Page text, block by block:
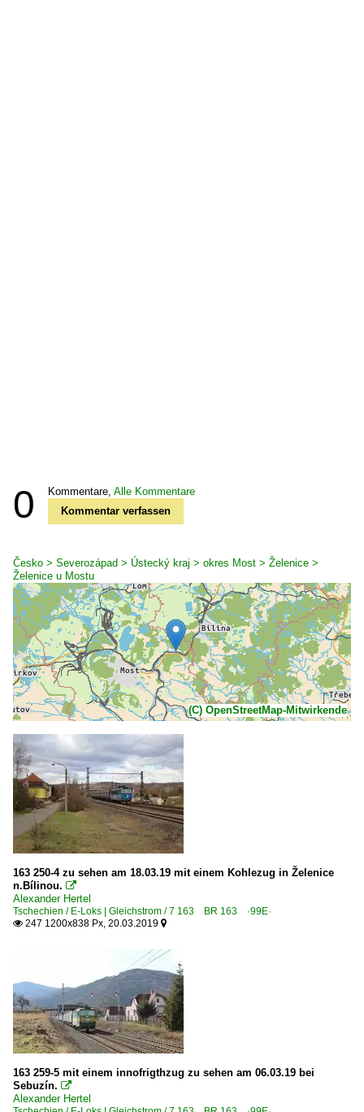
0 Kommentare, Alle Kommentare
Kommentar verfassen
Česko > Severozápad > Ústecký kraj > okres Most > Želenice >
Želenice u Mostu
(C) OpenStreetMap-Mitwirkende
163 250-4 zu sehen am 18.03.19 mit einem Kohlezug in Želenice
n.Bílinou. 
Alexander Hertel
Tschechien / E-Loks | Gleichstrom / 7 163 BR 163 ·99E·
 247 1200x838 Px, 20.03.2019 
163 259-5 mit einem innofrigthzug zu sehen am 06.03.19 bei
Sebuzín. 
Alexander Hertel